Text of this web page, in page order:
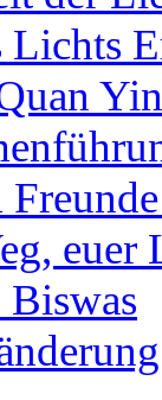
Lichts
euer